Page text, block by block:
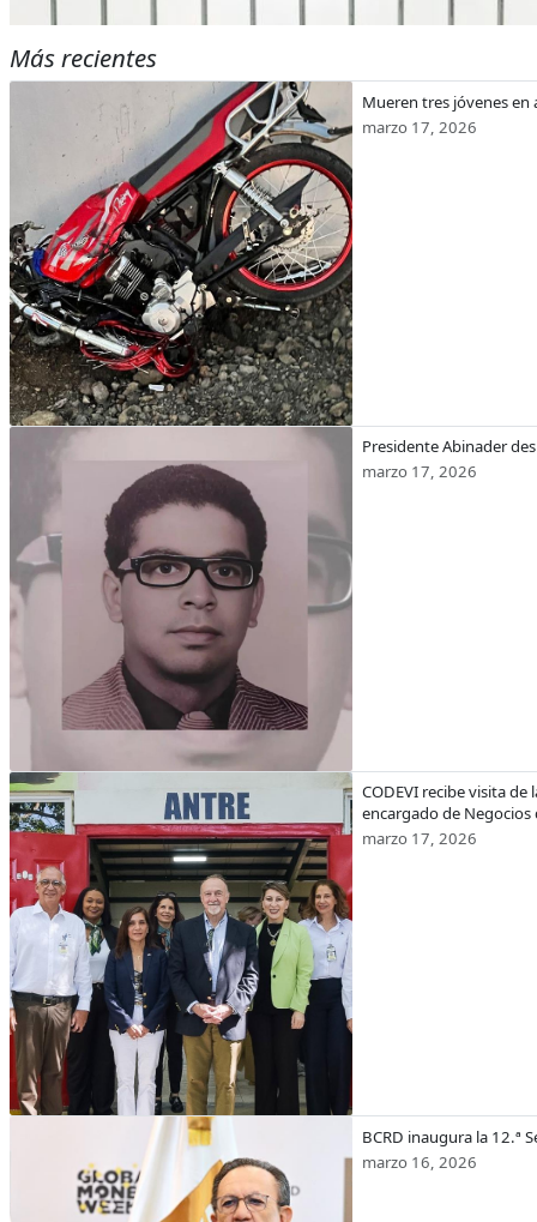
Más recientes
Mueren tres jóvenes en
marzo 17, 2026
Presidente Abinader
marzo 17, 2026
CODEVI recibe visita
encargado de Negocios
marzo 17, 2026
BCRD inaugura la 12.ª
marzo 16, 2026